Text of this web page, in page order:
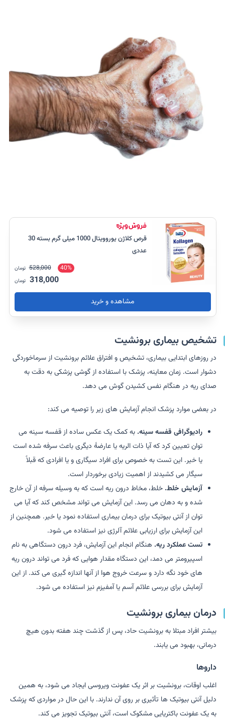
قرص کلاژن یوروویتال 1000 میلی گرم بسته 30
عددی
40%
528,000 تومان
318,000 تومان
مشاهده و خرید
تشخیص بیماری برونشیت
در روزهای ابتدایی بیماری، تشخیص و افتراق علائم برونشیت از سرماخوردگی
دشوار است. زمان معاینه، پزشک با استفاده از گوشی پزشکی به دقت به
صدای ریه در هنگام نفس کشیدن گوش می دهد.
در بعضی موارد پزشک انجام آزمایش های زیر را توصیه می کند:
رادیوگرافی قفسه سینه. به کمک یک عکس ساده از قفسه سینه می
توان تعیین کرد که آیا ذات الریه یا عارضۀ دیگری باعث سرفه شده است
یا خیر. این تست به خصوص برای افراد سیگاری و یا افرادی که قبلاً
سیگار می کشیدند از اهمیت زیادی برخوردار است.
آزمایش خلط. خلط، مخاط درون ریه است که به وسیله سرفه از آن خارج
شده و به دهان می رسد. این آزمایش می تواند مشخص کند که آیا می
توان از آنتی بیوتیک برای درمان بیماری استفاده نمود یا خیر. همچنین از
این آزمایش برای ارزیابی علائم آلرژی نیز استفاده می شود.
تست عملکرد ریه. هنگام انجام این آزمایش، فرد درون دستگاهی به نام
اسپیرومتر می دمد، این دستگاه مقدار هوایی که فرد می تواند درون ریه
های خود نگه دارد و سرعت خروج هوا از آنها اندازه گیری می کند. از این
آزمایش برای بررسی علائم آسم یا آمفیزم نیز استفاده می شود.
درمان بیماری برونشیت
بیشتر افراد مبتلا به برونشیت حاد، پس از گذشت چند هفته بدون هیچ
درمانی، بهبود می یابند.
داروها
اغلب اوقات، برونشیت بر اثر یک عفونت ویروسی ایجاد می شود، به همین
دلیل آنتی بیوتیک ها تأثیری بر روی آن ندارند. با این حال در مواردی که پزشک
به یک عفونت باکتریایی مشکوک است، آنتی بیوتیک تجویز می کند.